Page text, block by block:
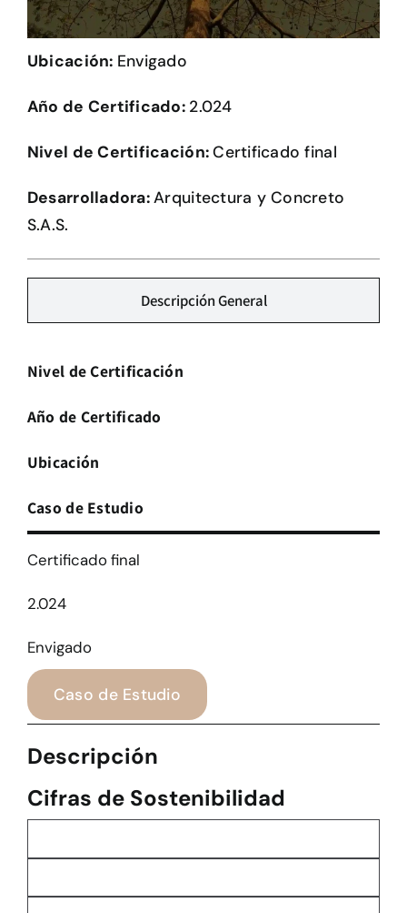
Herramientas
Credenciales
Ubicación: Envigado
Año de Certificado: 2.024
Nivel de Certificación:Certificado final
Desarrolladora:Arquitectura y Concreto
S.A.S.
Descripción General
Nivel de Certificación
Año de Certificado
Ubicación
Caso de Estudio
Certificado final
2.024
Envigado
Caso de Estudio
Descripción
Cifras de Sostenibilidad